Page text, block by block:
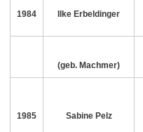
1984 Ilke Erbeldinger
(geb. Machmer)
1985 Sabine Pelz